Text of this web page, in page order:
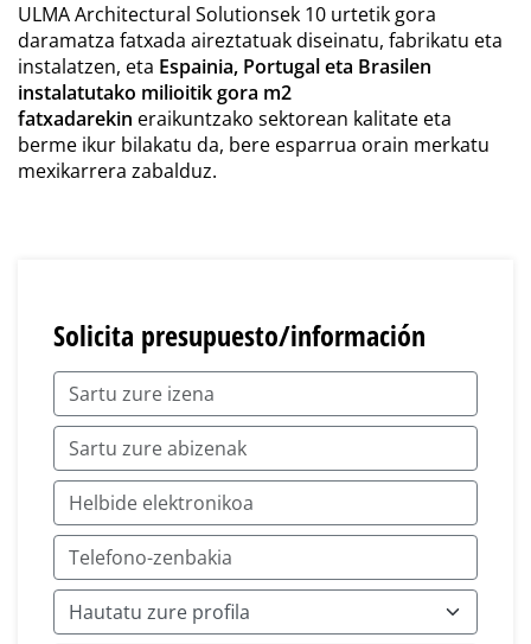
ULMA Architectural Solutionsek 10 urtetik gora
daramatza fatxada aireztatuak diseinatu, fabrikatu eta
instalatzen, eta Espainia, Portugal eta Brasilen
instalatutako milioitik gora m2
fatxadarekin eraikuntzako sektorean kalitate eta
berme ikur bilakatu da, bere esparrua orain merkatu
mexikarrera zabalduz.
Solicita presupuesto/información